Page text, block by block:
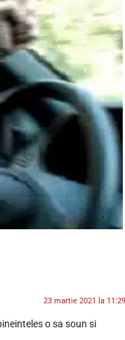
23 martie 2021 la 11:29
o sa soun si